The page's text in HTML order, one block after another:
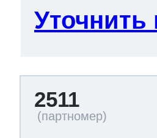
Уточнить
2511